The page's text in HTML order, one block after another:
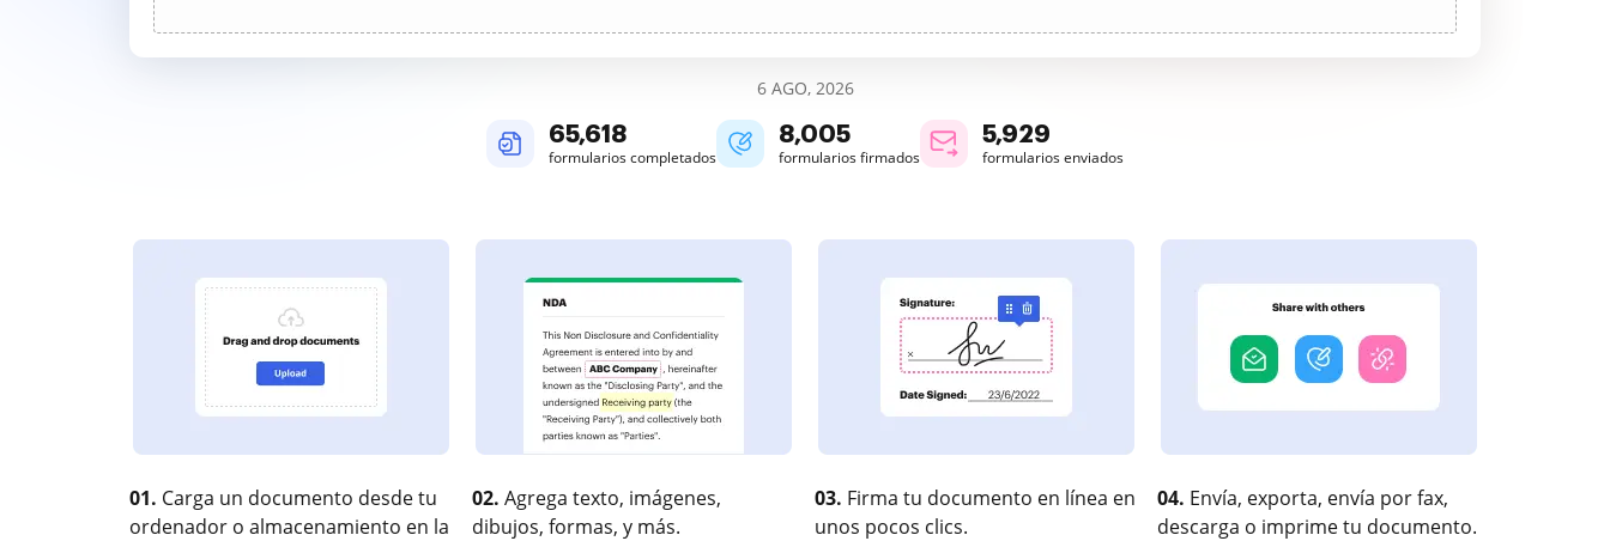
6 AGO, 2026
65,619
formularios completados
8,006
formularios firmados
5,929
formularios enviados
01. Carga un documento desde tu
ordenador o almacenamiento en la
02. Agrega texto, imágenes,
dibujos, formas, y más.
03. Firma tu documento en línea en
unos pocos clics.
04. Envía, exporta, envía por fax,
descarga o imprime tu documento.